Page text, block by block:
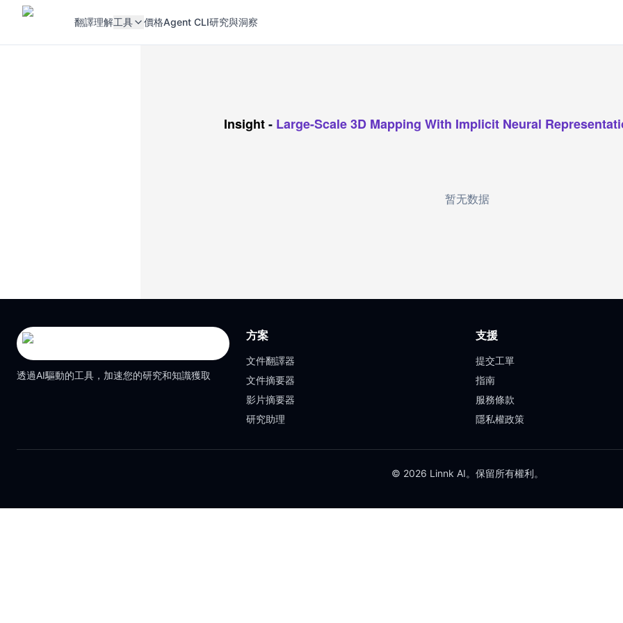
翻譯理解工具 價格Agent CLI研究與洞察
Insight- Large-Scale 3D Mapping With Implicit Neural
暂无数据
透過AI驅動的工具，加速您的研究和知識獲取
方案
文件翻譯器
文件摘要器
影片摘要器
研究助理
支援
提交工單
指南
服務條款
隱私權政策
© 2026 Linnk AI。保留所有權利。